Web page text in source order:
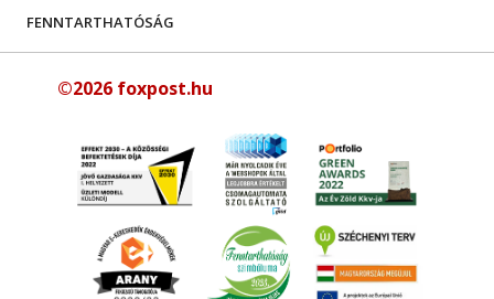
FENNTARTHATÓSÁG
©2026 foxpost.hu